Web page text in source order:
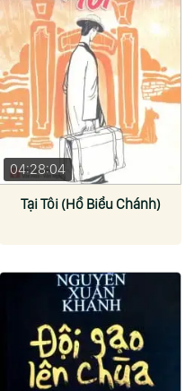
04:28:04
Tại Tôi (Hồ Biểu Chánh)